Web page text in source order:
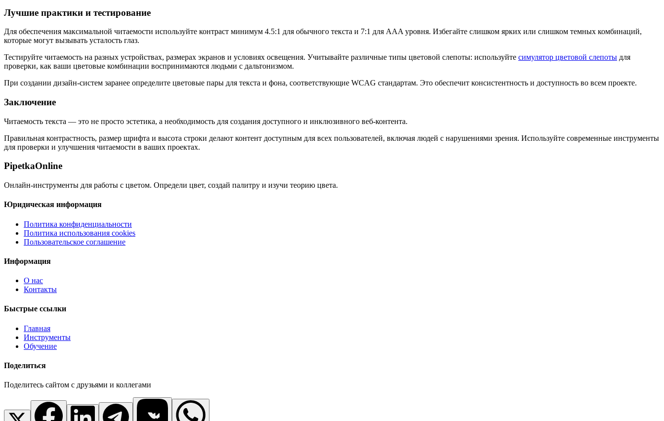
Лучшие практики и тестирование
Для обеспечения максимальной читаемости используйте контраст минимум 4.5:1 для обычного текста и 7:1 для AAA уровня. Избегайте слишком ярких или слишком темных комбинаций,
которые могут вызывать усталость глаз.
Тестируйте читаемость на разных устройствах, размерах экранов и условиях освещения. Учитывайте различные типы цветовой слепоты: используйте симулятор цветовой слепоты для
проверки, как ваши цветовые комбинации воспринимаются людьми с дальтонизмом.
При создании дизайн-систем заранее определите цветовые пары для текста и фона, соответствующие WCAG стандартам. Это обеспечит консистентность и доступность во всем проекте.
Заключение
Читаемость текста — это не просто эстетика, а необходимость для создания доступного и инклюзивного веб-контента.
Правильная контрастность, размер шрифта и высота строки делают контент доступным для всех пользователей, включая людей с нарушениями зрения. Используйте современные инструменты
для проверки и улучшения читаемости в ваших проектах.
PipetkaOnline
Онлайн-инструменты для работы с цветом. Определи цвет, создай палитру и изучи теорию цвета.
Юридическая информация
Политика конфиденциальности
Политика использования cookies
Пользовательское соглашение
Информация
О нас
Контакты
Быстрые ссылки
Главная
Инструменты
Обучение
Поделиться
Поделитесь сайтом с друзьями и коллегами